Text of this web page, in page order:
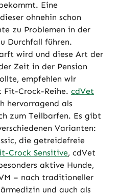
Eine
ohnehin schon
zu Problemen in der
Durchfall führen.
wird und diese Art der
Zeit in der Pension
empfehlen wir
Crock-Reihe. cdVet
hervorragend als
zum Teilbarfen. Es gibt
Varianten:
die getreidefreie
Crock Sensitive, cdVet
aktive Hunde,
– nach traditioneller
und auch als